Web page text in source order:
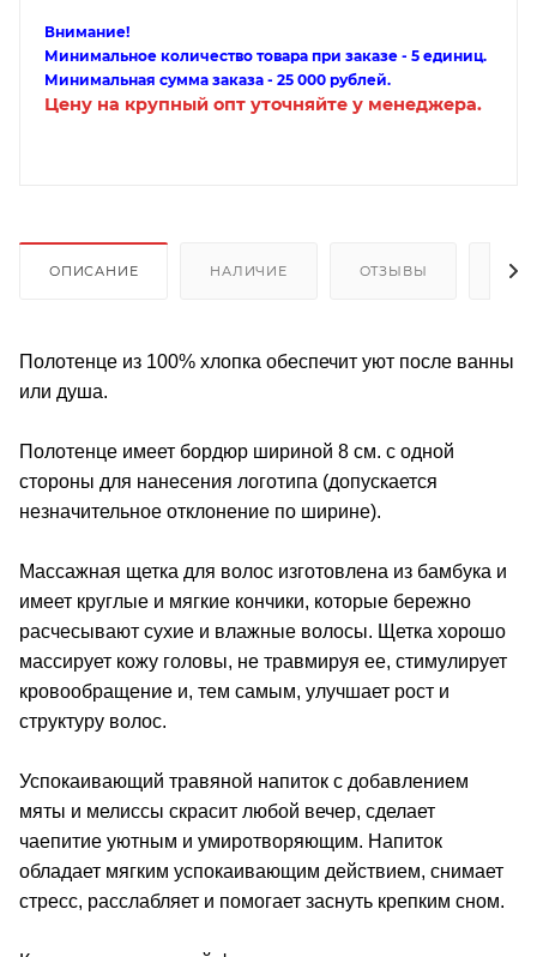
Внимание!
Минимальное количество товара при заказе - 5 единиц.
Минимальная сумма заказа - 25 000 рублей.
Цену на крупный опт уточняйте у менеджера.
ОПИСАНИЕ НАЛИЧИЕ ОТЗЫВЫ
Полотенце из 100% хлопка обеспечит уют после ванны
или душа.
Полотенце имеет бордюр шириной 8 см. с одной
стороны для нанесения логотипа (допускается
незначительное отклонение по ширине).
Массажная щетка для волос изготовлена из бамбука и
имеет круглые и мягкие кончики, которые бережно
расчесывают сухие и влажные волосы. Щетка хорошо
массирует кожу головы, не травмируя ее, стимулирует
кровообращение и, тем самым, улучшает рост и
структуру волос.
Успокаивающий травяной напиток с добавлением
мяты и мелиссы скрасит любой вечер, сделает
чаепитие уютным и умиротворяющим. Напиток
обладает мягким успокаивающим действием, снимает
стресс, расслабляет и помогает заснуть крепким сном.